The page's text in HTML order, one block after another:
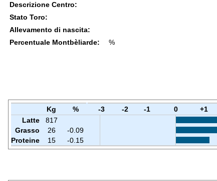
Descrizione Centro:
Stato Toro:
Allevamento di nascita:
Percentuale Montbèliarde:
%
Kg % -3 -2 -1 0 +1
Latte
817
Grasso
26
-0.09
Proteine
15 -0.15